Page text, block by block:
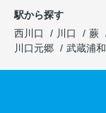
駅から探す
西川口
川口 蕨
川口元郷
武蔵浦和